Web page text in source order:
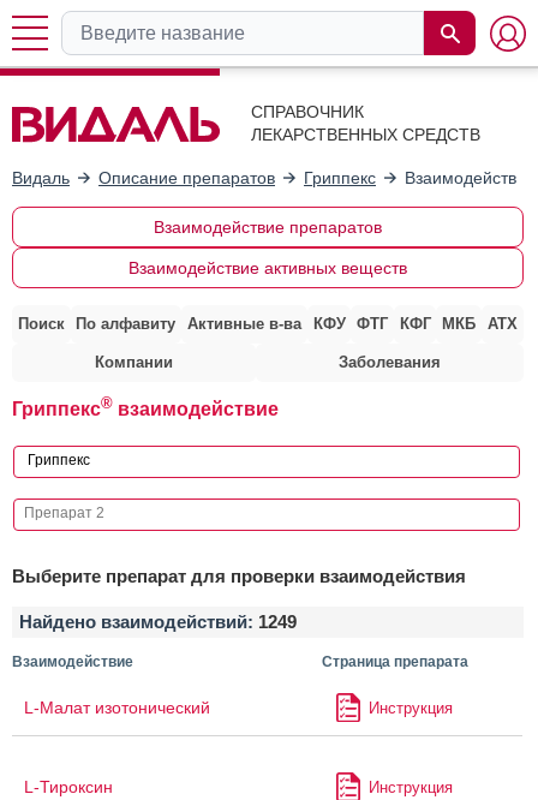
СПРАВОЧНИК
ЛЕКАРСТВЕННЫХ СРЕДСТВ
Видаль Описание препаратов Гриппекс
Взаимодействие препаратов
Взаимодействие активных веществ
Поиск По алфавиту Активные в-ва КФУ ФТГ КФГ МКБ АТХ
Компании Заболевания
Гриппекс® взаимодействие
Выберите препарат для проверки взаимодействия
Найдено взаимодействий: 1249
Взаимодействие Страница препарата
L-Малат изотонический Инструкция
L-Тироксин Инструкция